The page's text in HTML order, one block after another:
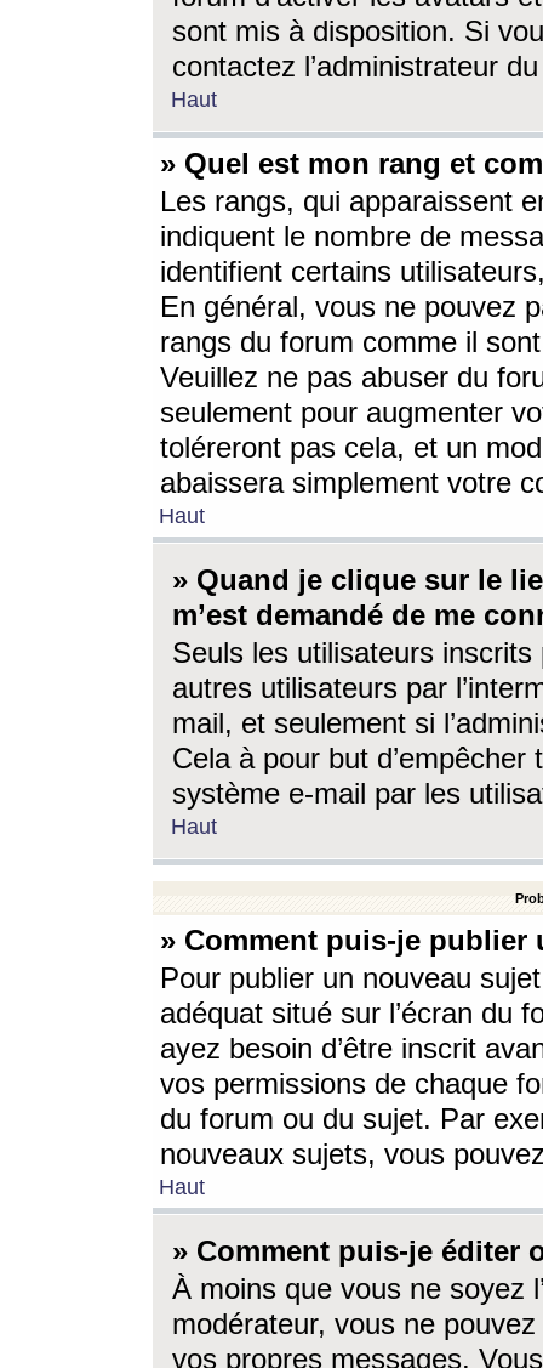
sont mis à disposition. Si
contactez l’administrateur
Haut
» Quel est mon rang et
Les rangs, qui apparaissent
indiquent le nombre de
identifient certains
En général, vous ne pouvez
rangs du forum comme il
Veuillez ne pas abuser du
seulement pour augmenter
toléreront pas cela, et un
abaissera simplement votre
Haut
» Quand je clique sur le
m’est demandé de me
Seuls les utilisateurs
autres utilisateurs par
mail, et seulement si
Cela à pour but
système e-mail par les
Haut
» Comment puis-je
Pour publier un nouveau
adéquat situé sur l’écran du
ayez besoin d’être inscrit
vos permissions de chaque
du forum ou du sujet. Par
nouveaux sujets, vous
Haut
» Comment puis-je éditer
À moins que vous ne soyez
modérateur, vous ne
vos propres messages.